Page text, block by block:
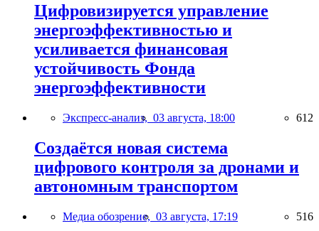
Цифровизируется управление
энергоэффективностью и
усиливается финансовая
устойчивость Фонда
энергоэффективности
Экспресс-анализ, 03 августа, 18:00 612
Создаётся новая система
цифрового контроля за дронами и
автономным транспортом
Медиа обозрение, 03 августа, 17:19 516